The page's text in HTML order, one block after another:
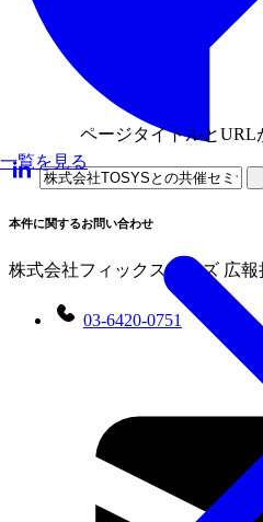
一覧を見る
ページタイトルとURL
本件に関するお問い合わせ
株式会社フィックスターズ 広報
03-6420-0751